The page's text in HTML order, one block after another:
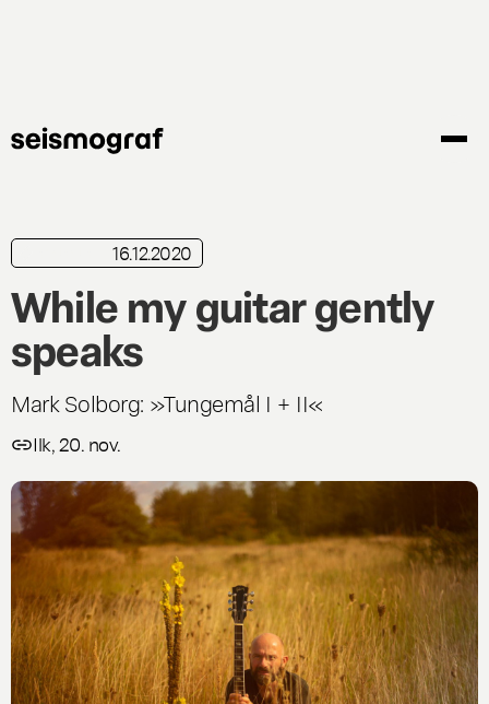
16.12.2020
While my guitar gently
speaks
Mark Solborg: »Tungemål I + II«
Ilk, 20. nov.